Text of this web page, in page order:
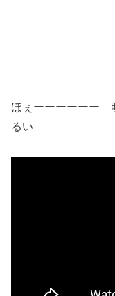
ほぇーーーーーー
るい